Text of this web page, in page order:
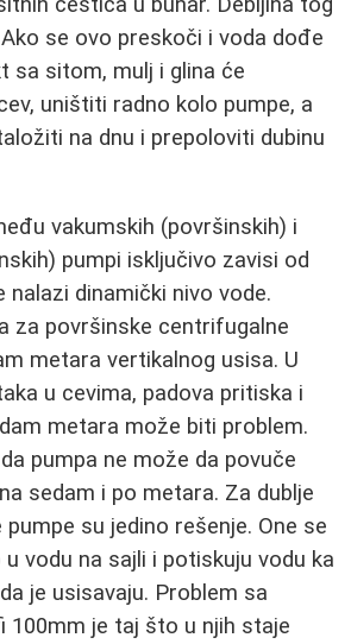
se ovo preskoči i voda dođe
sa sitom, mulj i glina će
uništiti radno kolo pumpe, a
na dnu i prepoloviti dubinu
vakumskih (površinskih) i
pumpi isključivo zavisi od
nalazi dinamički nivo vode.
za površinske centrifugalne
metara vertikalnog usisa. U
u cevima, padova pritiska i
metara može biti problem.
pumpa ne može da povuče
sedam i po metara. Za dublje
su jedino rešenje. One se
vodu na sajli i potiskuju vodu ka
je usisavaju. Problem sa
100mm je taj što u njih staje